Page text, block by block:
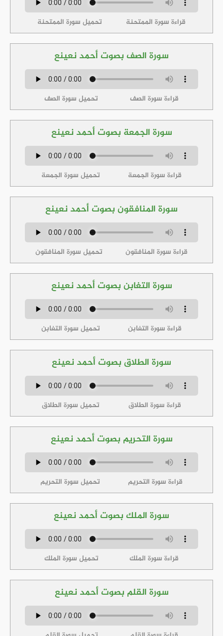
قراءة سورة الممتحنة تحميل سورة الممتحنة
سورة الصف بصوت أحمد نعينع
قراءة سورة الصف تحميل سورة الصف
سورة الجمعة بصوت أحمد نعينع
قراءة سورة الجمعة تحميل سورة الجمعة
سورة المنافقون بصوت أحمد نعينع
قراءة سورة المنافقون تحميل سورة المنافقون
سورة التغابن بصوت أحمد نعينع
قراءة سورة التغابن تحميل سورة التغابن
سورة الطلاق بصوت أحمد نعينع
قراءة سورة الطلاق تحميل سورة الطلاق
سورة التحريم بصوت أحمد نعينع
قراءة سورة التحريم تحميل سورة التحريم
سورة الملك بصوت أحمد نعينع
قراءة سورة الملك تحميل سورة الملك
سورة القلم بصوت أحمد نعينع